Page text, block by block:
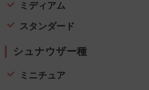
ミディアム
スタンダード
シュナウザー種
ミニチュア